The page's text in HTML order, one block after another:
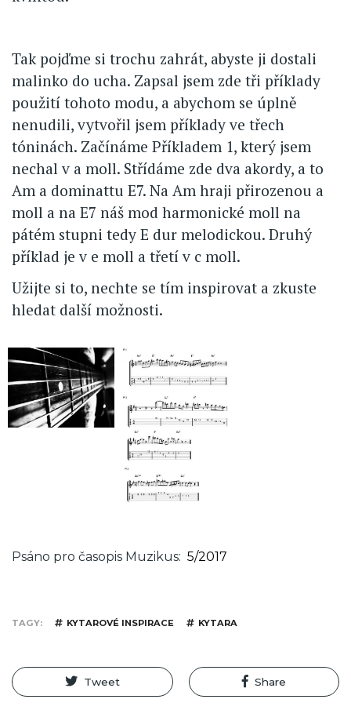
Tak pojďme si trochu zahrát, abyste ji dostali
malinko do ucha. Zapsal jsem zde tři příklady
použití tohoto modu, a abychom se úplně
nenudili, vytvořil jsem příklady ve třech
tóninách. Začínáme Příkladem 1, který jsem
nechal v a moll. Střídáme zde dva akordy, a to
Am a dominattu E7. Na Am hraji přirozenou a
moll a na E7 náš mod harmonické moll na
pátém stupni tedy E dur melodickou. Druhý
příklad je v e moll a třetí v c moll.
Užijte si to, nechte se tím inspirovat a zkuste
hledat další možnosti.
Psáno pro časopis Muzikus 5/2017
TAGY KYTAROVÉ INSPIRACE KYTARA
Tweet Share